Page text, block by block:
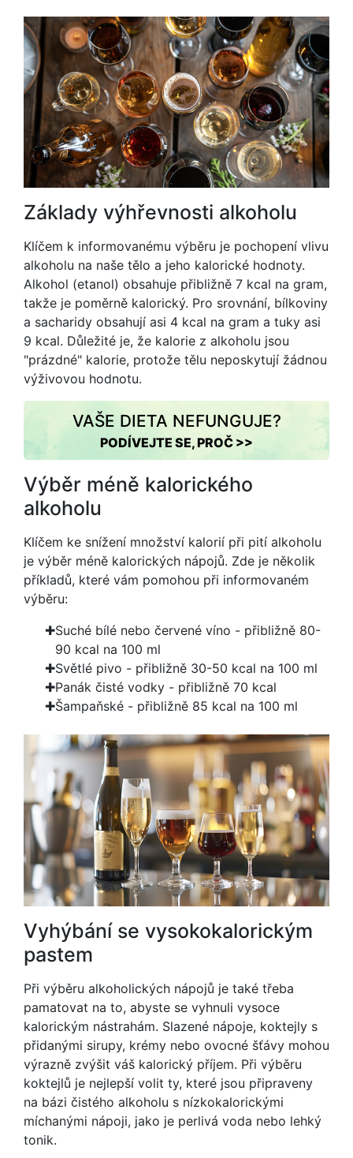
Základy výhřevnosti alkoholu
Klíčem k informovanému výběru je pochopení vlivu
alkoholu na naše tělo a jeho kalorické hodnoty.
Alkohol (etanol) obsahuje přibližně 7 kcal na gram,
takže je poměrně kalorický. Pro srovnání, bílkoviny
a sacharidy obsahují asi 4 kcal na gram a tuky asi
9 kcal. Důležité je, že kalorie z alkoholu jsou
"prázdné" kalorie, protože tělu neposkytují žádnou
výživovou hodnotu.
VAŠE DIETA NEFUNGUJE?
PODÍVEJTE SE, PROČ >>
Výběr méně kalorického
alkoholu
Klíčem ke snížení množství kalorií při pití alkoholu
je výběr méně kalorických nápojů. Zde je několik
příkladů, které vám pomohou při informovaném
výběru:
Suché bílé nebo červené víno - přibližně 80-
90 kcal na 100 ml
Světlé pivo - přibližně 30-50 kcal na 100 ml
Panák čisté vodky - přibližně 70 kcal
Šampaňské - přibližně 85 kcal na 100 ml
Vyhýbání se vysokokalorickým
pastem
Při výběru alkoholických nápojů je také třeba
pamatovat na to, abyste se vyhnuli vysoce
kalorickým nástrahám. Slazené nápoje, koktejly s
přidanými sirupy, krémy nebo ovocné šťávy mohou
výrazně zvýšit váš kalorický příjem. Při výběru
koktejlů je nejlepší volit ty, které jsou připraveny
na bázi čistého alkoholu s nízkokalorickými
míchanými nápoji, jako je perlivá voda nebo lehký
tonik.